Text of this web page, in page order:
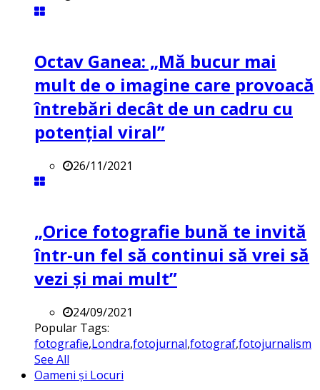
Octav Ganea: „Mă bucur mai
mult de o imagine care provoacă
întrebări decât de un cadru cu
potenţial viral”
26/11/2021
„Orice fotografie bună te invită
într-un fel să continui să vrei să
vezi și mai mult”
24/09/2021
Popular Tags:
fotografie,Londra,fotojurnal,fotograf,fotojurnalism
See All
Oameni și Locuri